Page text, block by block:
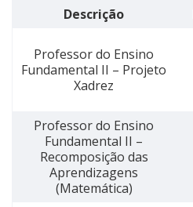
Descrição
Professor do Ensino
Fundamental II – Projeto
Xadrez
Professor do Ensino
Fundamental II –
Recomposição das
Aprendizagens
(Matemática)